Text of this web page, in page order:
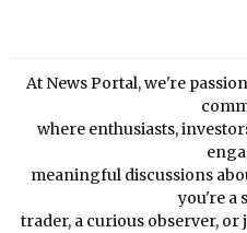
At News Portal, we're
where enthusiasts,
meaningful discussions
you're a
trader, a curious observer,